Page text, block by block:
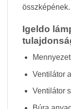
összképének.
Igeldo
Ventilátor
Ventilátor